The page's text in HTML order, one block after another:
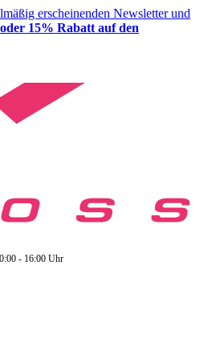
erscheinenden Newsletter und
15% Rabatt auf den
- 16:00 Uhr